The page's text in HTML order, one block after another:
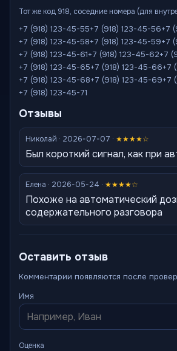
Тот же код 918, соседние номера (для
+7 (918) 123-45-55+7 (918) 123-45-56+7
+7 (918) 123-45-58+7 (918) 123-45-59+7
+7 (918) 123-45-61+7 (918) 123-45-62+7
+7 (918) 123-45-65+7 (918) 123-45-66+7
+7 (918) 123-45-68+7 (918) 123-45-69+7
+7 (918) 123-45-71
Отзывы
Николай · 2026-07-07 · ★★★★☆
Был короткий сигнал, как при
Елена · 2026-05-24 · ★★★★☆
Похоже на автоматический
содержательного разговора
Оставить отзыв
Комментарии появляются после
Имя
Оценка